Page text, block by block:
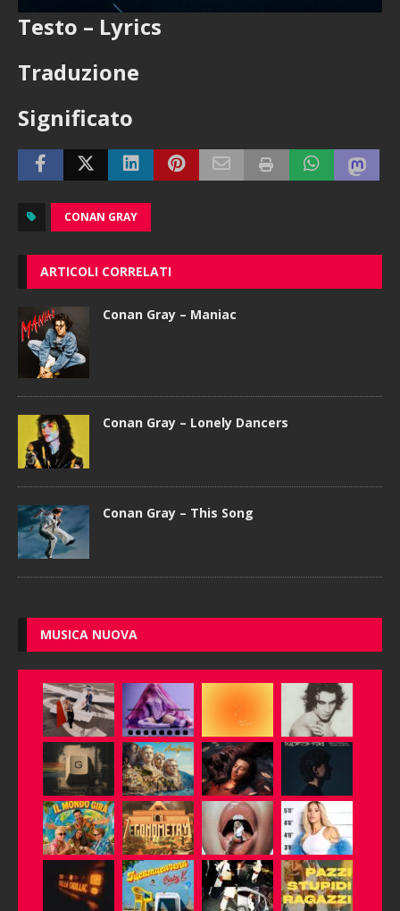
Testo – Lyrics
Traduzione
Significato
CONAN GRAY
ARTICOLI CORRELATI
Conan Gray – Maniac
Conan Gray – Lonely Dancers
Conan Gray – This Song
MUSICA NUOVA